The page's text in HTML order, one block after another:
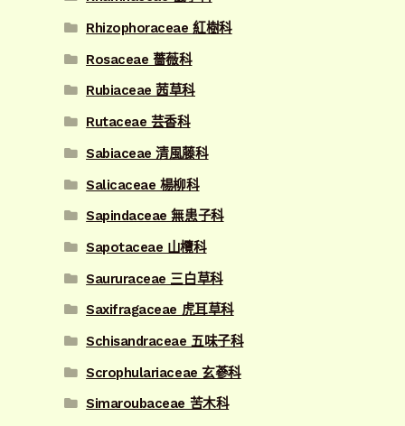
Rhizophoraceae 紅樹科
Rosaceae 薔薇科
Rubiaceae 茜草科
Rutaceae 芸香科
Sabiaceae 清風藤科
Salicaceae 楊柳科
Sapindaceae 無患子科
Sapotaceae 山欖科
Saururaceae 三白草科
Saxifragaceae 虎耳草科
Schisandraceae 五味子科
Scrophulariaceae 玄蔘科
Simaroubaceae 苦木科